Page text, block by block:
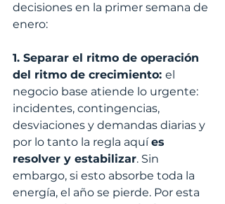
decisiones en la primer semana de
enero:
1. Separar el ritmo de operación
del ritmo de crecimiento: el
negocio base atiende lo urgente:
incidentes, contingencias,
desviaciones y demandas diarias y
por lo tanto la regla aquí es
resolver y estabilizar. Sin
embargo, si esto absorbe toda la
energía, el año se pierde. Por esta